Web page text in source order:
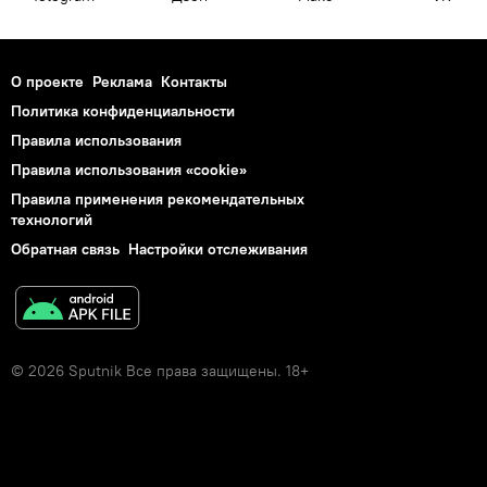
О проекте Реклама Контакты
Политика конфиденциальности
Правила использования
Правила использования «cookie»
Правила применения рекомендательных
технологий
Обратная связь Настройки отслеживания
© 2026 Sputnik Все права защищены. 18+